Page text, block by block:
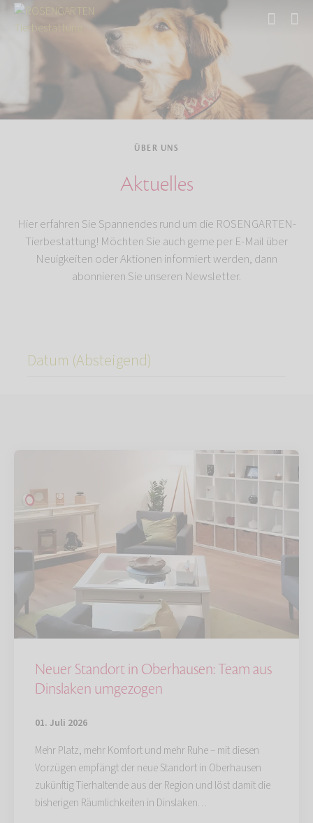
ÜBER UNS
Aktuelles
Hier erfahren Sie Spannendes rund um die ROSENGARTEN-
Tierbestattung! Möchten Sie auch gerne per E-Mail über
Neuigkeiten oder Aktionen informiert werden, dann
abonnieren Sie unseren Newsletter.
Neuer Standort in Oberhausen: Team aus
Dinslaken umgezogen
01. Juli 2026
Mehr Platz, mehr Komfort und mehr Ruhe – mit diesen
Vorzügen empfängt der neue Standort in Oberhausen
zukünftig Tierhaltende aus der Region und löst damit die
bisherigen Räumlichkeiten in Dinslaken…